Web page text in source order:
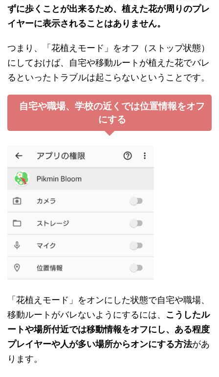
ずに歩くことが出来るため、植えた花が周りのプレ
イヤーに表示されることはありません。
つまり、「花植えモード」をオフ（ストップ状態）
にしておけば、自宅や移動ルートが植えた花でバレ
るといったトラブルは起こらないということです。
自宅や職場、学校の近くでは位置情報をオフ
にする
「花植えモード」をオンにした状態で自宅や職場、
移動ルートがバレないようにするには、 こうしたル
ートや場所付近では移動情報をオフにし、ある程度
プレイヤーや人が多い場所からオンにする方法があ
ります。